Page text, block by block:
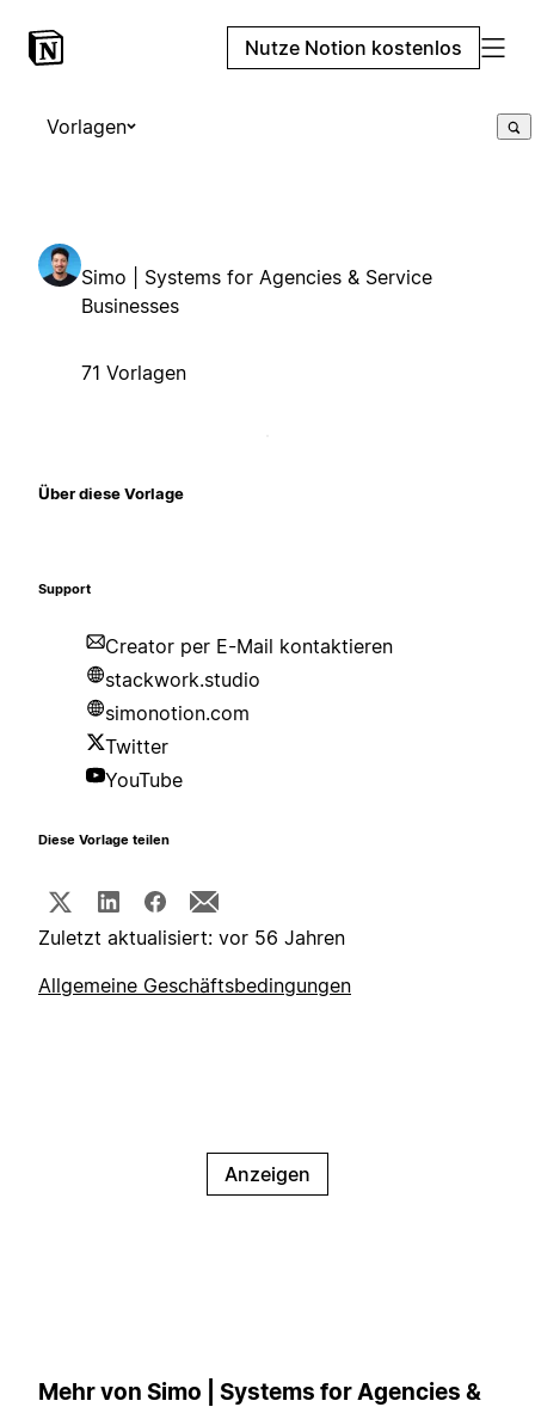
Nutze Notion kostenlos
Vorlagen
Simo | Systems for Agencies & Service
Businesses
71 Vorlagen
Über diese Vorlage
Support
Creator per E-Mail kontaktieren
stackwork.studio
simonotion.com
Twitter
YouTube
Diese Vorlage teilen
Zuletzt aktualisiert: vor 56 Jahren
Allgemeine Geschäftsbedingungen
Anzeigen
Mehr von Simo | Systems for Agencies &